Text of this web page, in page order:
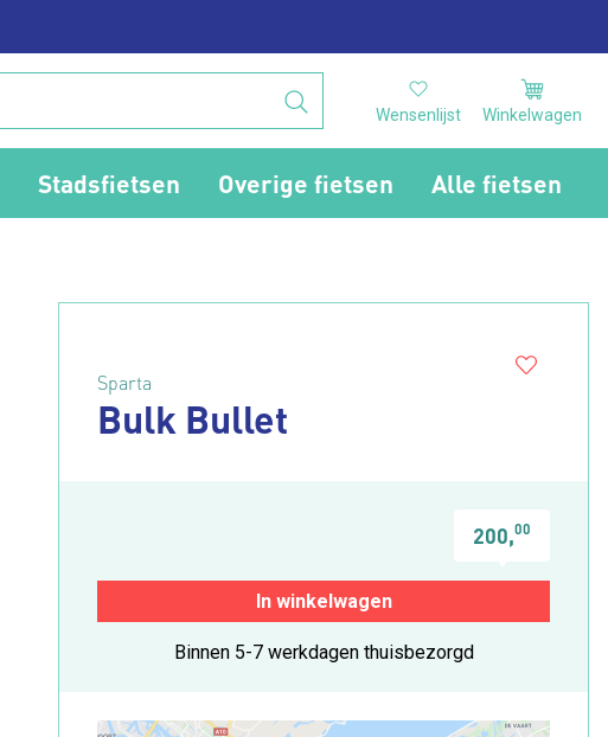
Wensenlijst Winkelwagen
Stadsfietsen Overige fietsen Alle fietsen
Sparta
Bulk Bullet
200,00
In winkelwagen
Binnen 5-7 werkdagen thuisbezorgd